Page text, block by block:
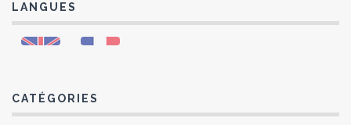
LANGUES
CATÉGORIES